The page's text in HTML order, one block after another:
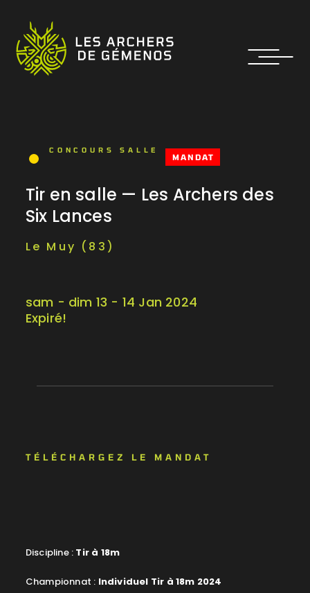
CONCOURS SALLE
MANDAT
sam - dim 13 - 14 Jan 2024
Expiré!
Tir en salle — Les Archers des
Six Lances
Le Muy (83)
TÉLÉCHARGEZ LE MANDAT
Discipline : Tir à 18m
Championnat : Individuel Tir à 18m 2024